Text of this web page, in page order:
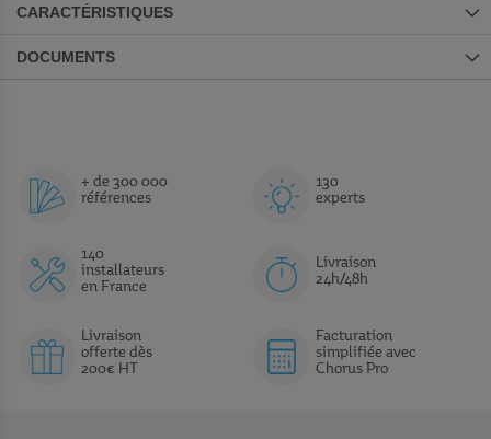
CARACTÉRISTIQUES
DOCUMENTS
+ de 300 000
références
130
experts
140
installateurs
en France
Livraison
24h/48h
Livraison
offerte dès
200€ HT
Facturation
simplifiée avec
Chorus Pro